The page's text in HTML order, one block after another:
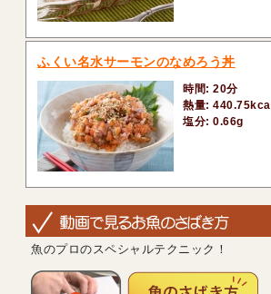
ふくい名水サーモンのなめろう丼
時間: 20分
熱量: 440.75kcal
塩分: 0.66g
魚のプロのスペシャルテクニック！